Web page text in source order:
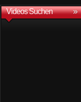
Videos Suchen